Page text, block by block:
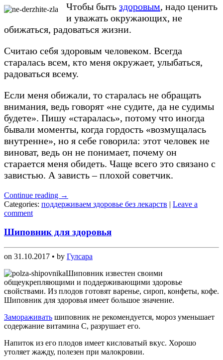
Чтобы быть здоровым, надо ценить
и уважать окружающих, не
обижаться, радоваться жизни.
Считаю себя здоровым человеком. Всегда
старалась всем, кто меня окружает, улыбаться,
радоваться всему.
Если меня обижали, то старалась не обращать
внимания, ведь говорят «не судите, да не судимы
будете». Пишу «старалась», потому что иногда
бывали моменты, когда гордость «возмущалась
внутренне», но я себе говорила: этот человек не
виноват, ведь он не понимает, почему он
старается меня обидеть. Чаще всего это связано с
завистью. А зависть – плохой советчик.
Continue reading →
Categories: поддерживаем здоровье без лекарств | Leave a
comment
Шиповник для здоровья
on 31.10.2017 • by Гулсара
Шиповник известен своими
общеукрепляющими и поддерживающими здоровье
свойствами. Из плодов готовят варенье, сироп, конфеты, кофе.
Шиповник для здоровья имеет большое значение.
Замораживать шиповник не рекомендуется, мороз уменьшает
содержание витамина С, разрушает его.
Напиток из его плодов имеет кисловатый вкус. Хорошо
утоляет жажду, полезен при малокровии.